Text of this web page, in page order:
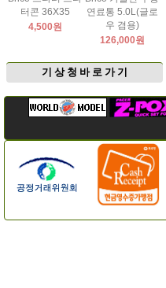
터콘 36X35
4,500원
연료통 5.0L(글로
우 겸용)
126,000원
기 상 청 바 로 가 기